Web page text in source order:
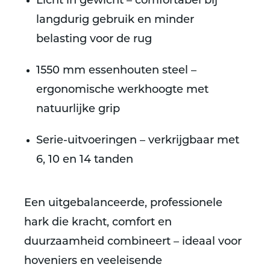
langdurig gebruik en minder
belasting voor de rug
1550 mm essenhouten steel –
ergonomische werkhoogte met
natuurlijke grip
Serie-uitvoeringen – verkrijgbaar met
6, 10 en 14 tanden
Een uitgebalanceerde, professionele
hark die kracht, comfort en
duurzaamheid combineert – ideaal voor
hoveniers en veeleisende